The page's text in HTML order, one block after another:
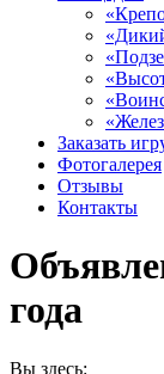
Заказать
Фотогалерея
Отзывы
Контакты
года
Вы здесь: